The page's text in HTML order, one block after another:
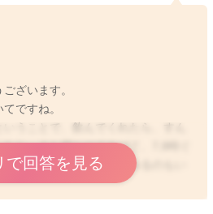
ざいます。
ですね。
うことで、飲んでくれたら、すん
ら、また寝かせてあげて、7,8時ぐ
りして起こしてあげてみるのもい
の時間に朝日を感じさせてあげる
で回答を見る